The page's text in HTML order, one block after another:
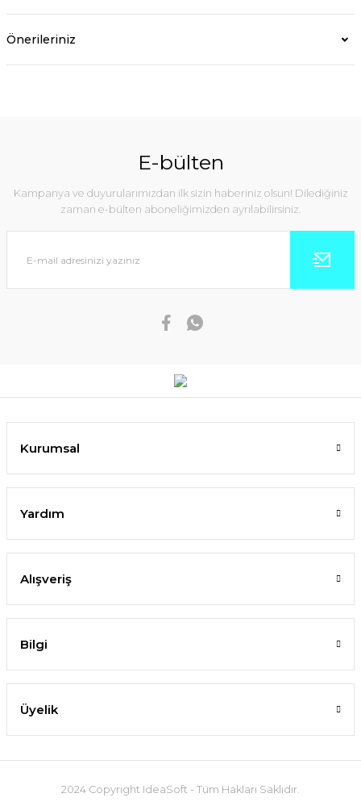
Önerileriniz
E-bülten
Kampanya ve duyurularımızdan ilk sizin haberiniz olsun! Dilediğiniz
zaman e-bülten aboneliğimizden ayrılabilirsiniz.
Kurumsal
Yardım
Alışveriş
Bilgi
Üyelik
2024 Copyright IdeaSoft - Tüm Hakları Saklıdır.